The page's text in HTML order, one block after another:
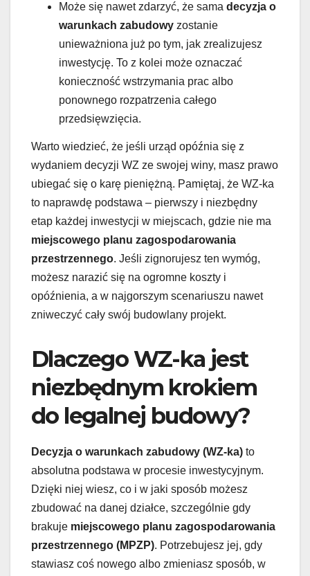
Może się nawet zdarzyć, że sama decyzja o
warunkach zabudowy zostanie
unieważniona już po tym, jak zrealizujesz
inwestycję. To z kolei może oznaczać
konieczność wstrzymania prac albo
ponownego rozpatrzenia całego
przedsięwzięcia.
Warto wiedzieć, że jeśli urząd opóźnia się z
wydaniem decyzji WZ ze swojej winy, masz prawo
ubiegać się o karę pieniężną. Pamiętaj, że WZ-ka
to naprawdę podstawa – pierwszy i niezbędny
etap każdej inwestycji w miejscach, gdzie nie ma
miejscowego planu zagospodarowania
przestrzennego. Jeśli zignorujesz ten wymóg,
możesz narazić się na ogromne koszty i
opóźnienia, a w najgorszym scenariuszu nawet
zniweczyć cały swój budowlany projekt.
Dlaczego WZ-ka jest
niezbędnym krokiem
do legalnej budowy?
Decyzja o warunkach zabudowy (WZ-ka) to
absolutna podstawa w procesie inwestycyjnym.
Dzięki niej wiesz, co i w jaki sposób możesz
zbudować na danej działce, szczególnie gdy
brakuje miejscowego planu zagospodarowania
przestrzennego (MPZP). Potrzebujesz jej, gdy
stawiasz coś nowego albo zmieniasz sposób, w